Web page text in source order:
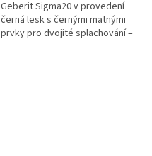
Geberit Sigma20 v provedení
černá lesk s černými matnými
prvky pro dvojité splachování –
elegantní doplněk